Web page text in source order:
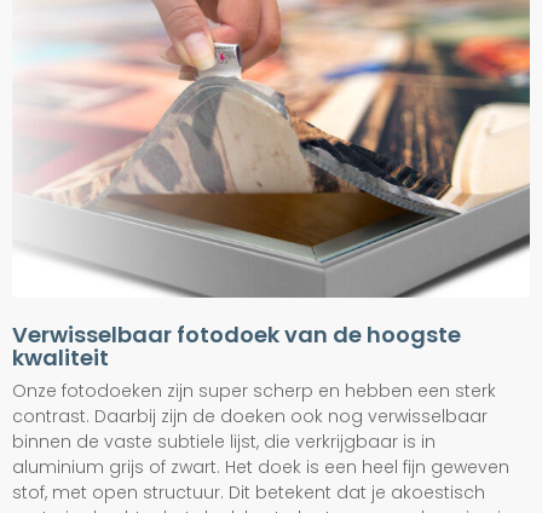
Verwisselbaar fotodoek van de hoogste
kwaliteit
Onze fotodoeken zijn super scherp en hebben een sterk
contrast. Daarbij zijn de doeken ook nog verwisselbaar
binnen de vaste subtiele lijst, die verkrijgbaar is in
aluminium grijs of zwart. Het doek is een heel fijn geweven
stof, met open structuur. Dit betekent dat je akoestisch